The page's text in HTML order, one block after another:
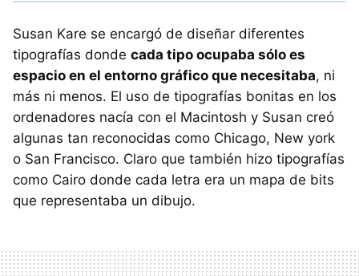
Susan Kare se encargó de diseñar diferentes
tipografías donde cada tipo ocupaba sólo es
espacio en el entorno gráfico que necesitaba, ni
más ni menos. El uso de tipografías bonitas en los
ordenadores nacía con el Macintosh y Susan creó
algunas tan reconocidas como Chicago, New york
o San Francisco. Claro que también hizo tipografías
como Cairo donde cada letra era un mapa de bits
que representaba un dibujo.